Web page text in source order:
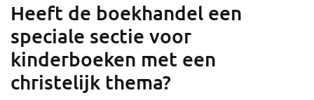
Heeft de boekhandel een
speciale sectie voor
kinderboeken met een
christelijk thema?